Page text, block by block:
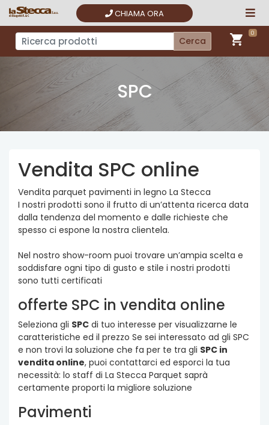
Salta
contenuto
principale
CHIAMA ORA
Cerca shopping_cart 0
SPC
Vendita SPC online
Vendita parquet pavimenti in legno La Stecca
I nostri prodotti sono il frutto di un’attenta ricerca data
dalla tendenza del momento e dalle richieste che
spesso ci espone la nostra clientela.
Nel nostro show-room puoi trovare un’ampia scelta e
soddisfare ogni tipo di gusto e stile i nostri prodotti
sono tutti certificati
offerte SPC in vendita online
Seleziona gli SPC di tuo interesse per visualizzarne le
caratteristiche ed il prezzo Se sei interessato ad gli SPC
e non trovi la soluzione che fa per te tra gli SPC in
vendita online, puoi contattarci ed esporci la tua
necessità: lo staff di La Stecca Parquet saprà
certamente proporti la migliore soluzione
Pavimenti